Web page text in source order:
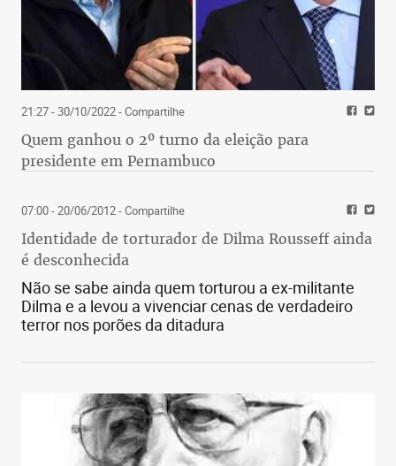
21:27 - 30/10/2022- Compartilhe
Quem ganhou o 2º turno da eleição para
presidente em Pernambuco
07:00 - 20/06/2012- Compartilhe
Identidade de torturador de Dilma Rousseff ainda
é desconhecida
Não se sabe ainda quem torturou a ex-militante
Dilma e a levou a vivenciar cenas de verdadeiro
terror nos porões da ditadura